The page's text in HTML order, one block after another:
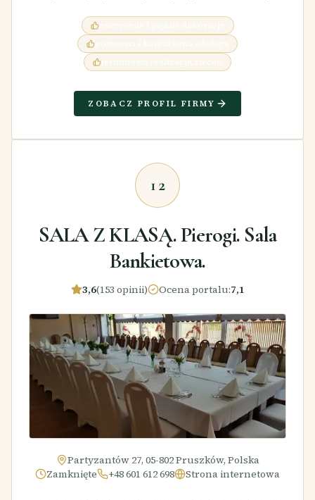
estetyczne i piękne dekoracje
ZOBACZ PROFIL FIRMY
12
SALA Z KLASĄ. Pierogi. Sala
Bankietowa.
3,6(153 opinii) Ocena portalu:7,1
Partyzantów 27, 05-802 Pruszków, Polska
Zamknięte
+48 601 612 698 Strona internetowa